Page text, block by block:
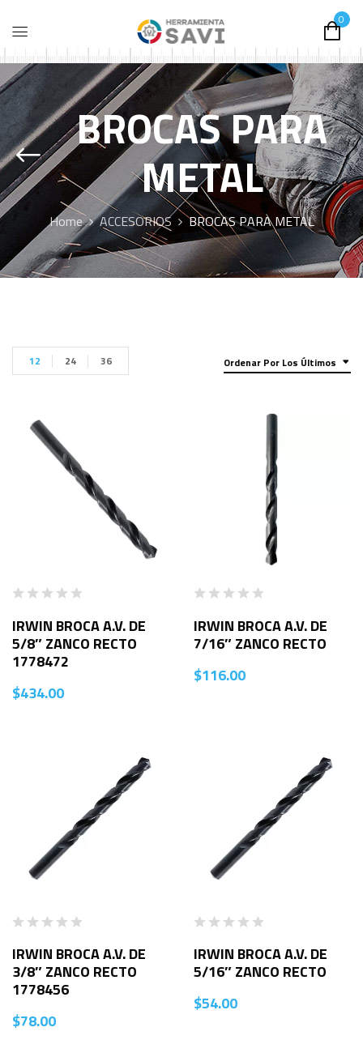
0
BROCAS PARA
METAL
Home ACCESORIOS BROCAS PARA METAL
Ordenar Por Los Últimos
12 24 36
IRWIN BROCA A.V. DE
5/8″ ZANCO RECTO
1778472
$434.00
IRWIN BROCA A.V. DE
7/16″ ZANCO RECTO
$116.00
IRWIN BROCA A.V. DE
3/8″ ZANCO RECTO
1778456
$78.00
IRWIN BROCA A.V. DE
5/16″ ZANCO RECTO
$54.00